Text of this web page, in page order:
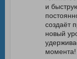
и
создаёт
новый
момента!